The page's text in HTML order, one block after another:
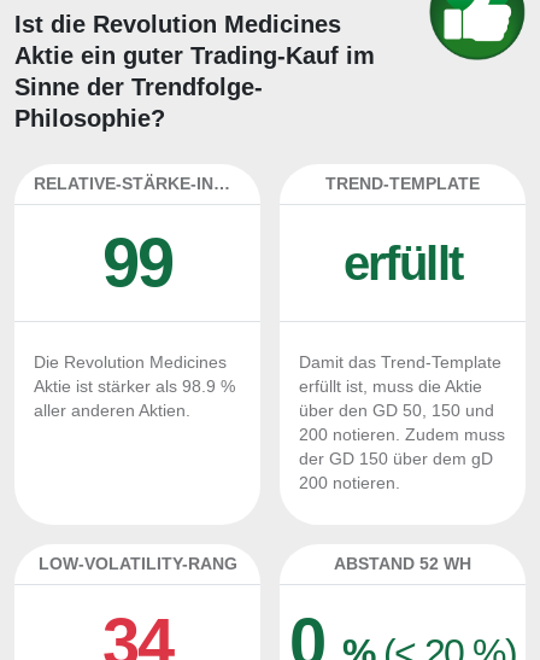
Ist die Revolution Medicines
Aktie ein guter Trading-Kauf im
Sinne der Trendfolge-
Philosophie?
RELATIVE-STÄRKE-INDEX
99
Die Revolution Medicines
Aktie ist stärker als 98.9 %
aller anderen Aktien.
TREND-TEMPLATE
erfüllt
Damit das Trend-Template
erfüllt ist, muss die Aktie
über den GD 50, 150 und
200 notieren. Zudem muss
der GD 150 über dem gD
200 notieren.
LOW-VOLATILITY-RANG
34
ABSTAND 52 WH
0